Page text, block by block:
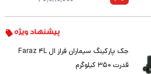
جک پارکینگ سیماران فراز ال Faraz 4L
قدرت 350 کیلوگرم